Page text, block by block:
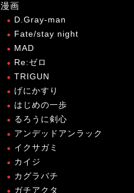
漫画
D.Gray-man
Fate/stay night
MAD
Re:ゼロ
TRIGUN
げにかすり
はじめの一歩
るろうに剣心
アンデッドアンラック
イクサガミ
カイジ
カグラバチ
ガチアクタ